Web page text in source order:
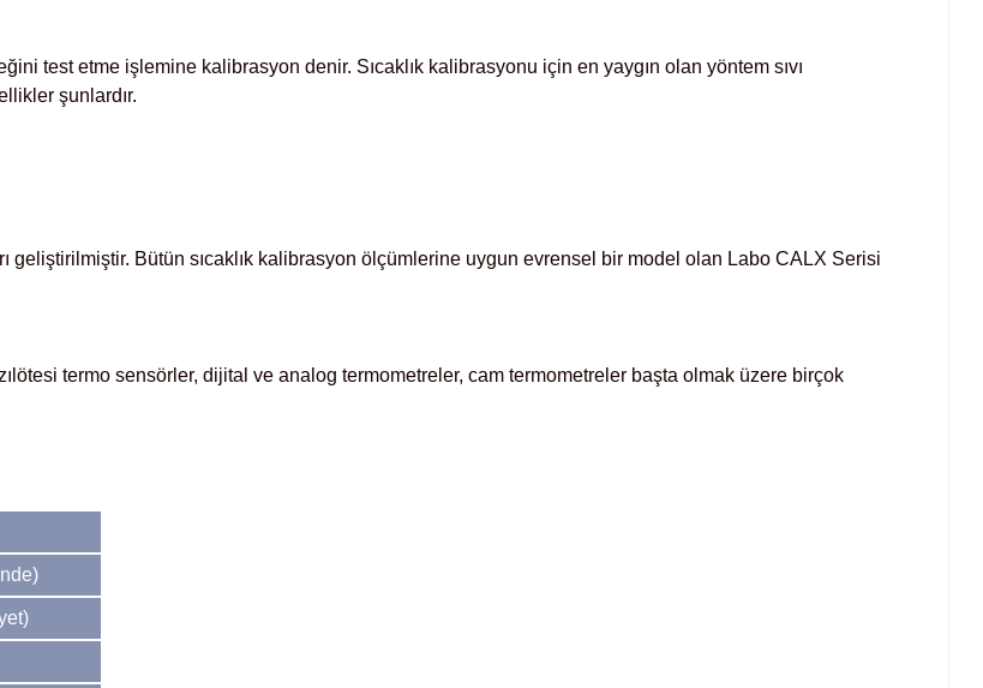
test etme işlemine kalibrasyon denir. Sıcaklık kalibrasyonu için en yaygın olan yöntem sıvı
şunlardır.
Bütün sıcaklık kalibrasyon ölçümlerine uygun evrensel bir model olan Labo CALX Serisi
termo sensörler, dijital ve analog termometreler, cam termometreler başta olmak üzere birçok